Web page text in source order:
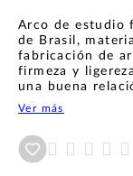
Arco de estudio
de Brasil,
fabricación de
firmeza y
una buena
Ver más